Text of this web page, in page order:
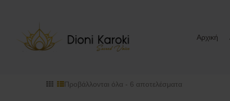
Αρχική
Προβάλλονται όλα - 6 αποτελέσματα